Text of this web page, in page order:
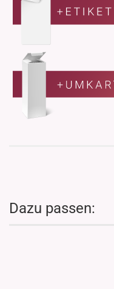
Dazu passen: